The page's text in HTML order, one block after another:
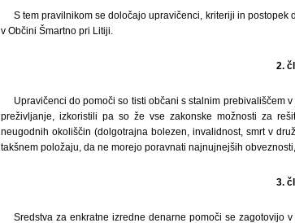
S tem pravilnikom se določajo upravičenci, kriteriji in
v Občini Šmartno pri Litiji.
2.
Upravičenci do pomoči so tisti občani s stalnim prebivališčem
preživljanje, izkoristili pa so že vse zakonske možnosti za
neugodnih okoliščin (dolgotrajna bolezen, invalidnost, smrt v
takšnem položaju, da ne morejo poravnati najnujnejših
3.
Sredstva za enkratne izredne denarne pomoči se zagotovijo